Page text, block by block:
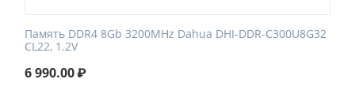
Память DDR4 8Gb 3200MHz Dahua DHI-DDR-C300U8G32
CL22, 1.2V
6 990.00₽